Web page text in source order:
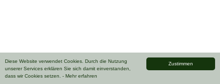
Zustimmen
Diese Website verwendet Cookies. Durch die Nutzung
unserer Services erklären Sie sich damit einverstanden,
dass wir Cookies setzen. - Mehr erfahren